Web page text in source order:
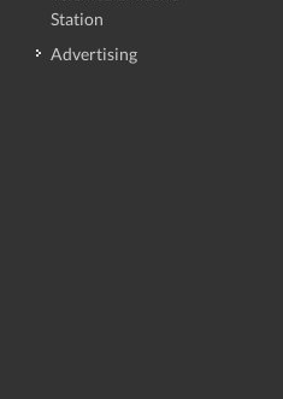
Station
Advertising